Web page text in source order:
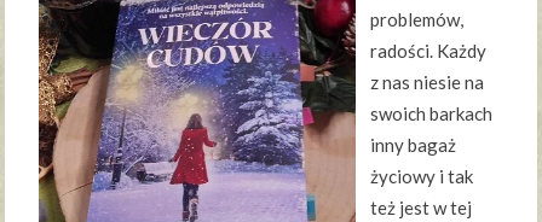
problemów,
radości. Każdy
z nas niesie na
swoich barkach
inny bagaż
życiowy i tak
też jest w tej